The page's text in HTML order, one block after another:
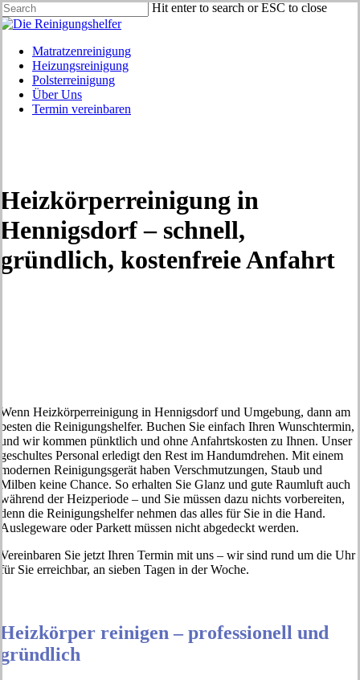
Skip
to
content
Hit enter to search or ESC to close
Close
Menu
Matratzenreinigung
Heizungsreinigung
Polsterreinigung
Über Uns
Termin vereinbaren
Heizkörperreinigung in
Hennigsdorf – schnell,
gründlich, kostenfreie Anfahrt
Wenn Heizkörperreinigung in Hennigsdorf und Umgebung, dann am
besten die Reinigungshelfer. Buchen Sie einfach Ihren Wunschtermin,
und wir kommen pünktlich und ohne Anfahrtskosten zu Ihnen. Unser
geschultes Personal erledigt den Rest im Handumdrehen. Mit einem
modernen Reinigungsgerät haben Verschmutzungen, Staub und
Milben keine Chance. So erhalten Sie Glanz und gute Raumluft auch
während der Heizperiode – und Sie müssen dazu nichts vorbereiten,
denn die Reinigungshelfer nehmen das alles für Sie in die Hand.
Auslegeware oder Parkett müssen nicht abgedeckt werden.
Vereinbaren Sie jetzt Ihren Termin mit uns – wir sind rund um die Uhr
für Sie erreichbar, an sieben Tagen in der Woche.
Heizkörper reinigen – professionell und
gründlich